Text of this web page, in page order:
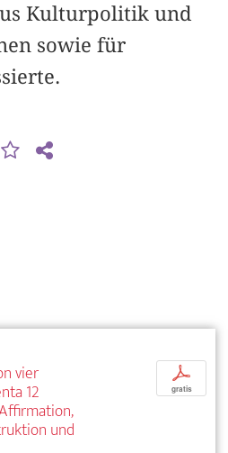
Kulturpolitik und
sowie für
vier
12
und
p
gratis